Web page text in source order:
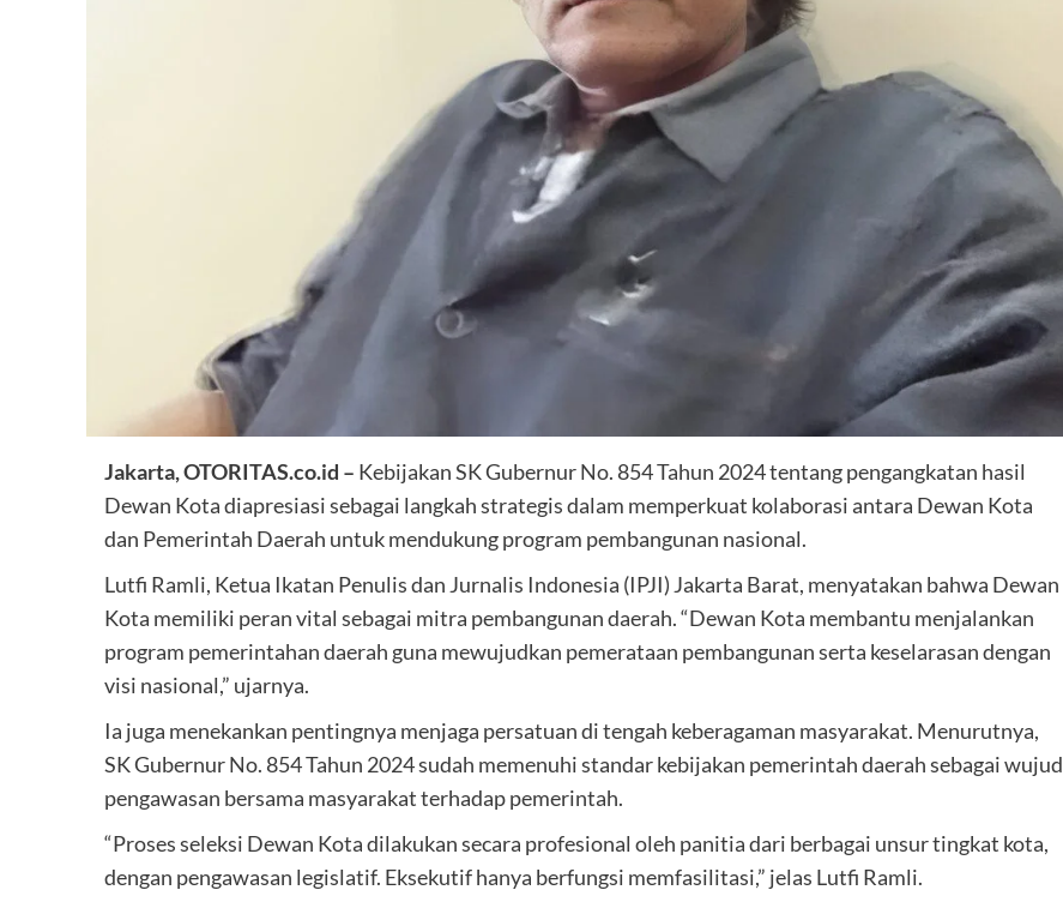
Jakarta, OTORITAS.co.id – Kebijakan SK Gubernur No. 854 Tahun 2024 tentang pengangkatan hasil
Dewan Kota diapresiasi sebagai langkah strategis dalam memperkuat kolaborasi antara Dewan Kota
dan Pemerintah Daerah untuk mendukung program pembangunan nasional.
Lutfi Ramli, Ketua Ikatan Penulis dan Jurnalis Indonesia (IPJI) Jakarta Barat, menyatakan bahwa Dewan
Kota memiliki peran vital sebagai mitra pembangunan daerah. “Dewan Kota membantu menjalankan
program pemerintahan daerah guna mewujudkan pemerataan pembangunan serta keselarasan dengan
visi nasional,” ujarnya.
Ia juga menekankan pentingnya menjaga persatuan di tengah keberagaman masyarakat. Menurutnya,
SK Gubernur No. 854 Tahun 2024 sudah memenuhi standar kebijakan pemerintah daerah sebagai wujud
pengawasan bersama masyarakat terhadap pemerintah.
“Proses seleksi Dewan Kota dilakukan secara profesional oleh panitia dari berbagai unsur tingkat kota,
dengan pengawasan legislatif. Eksekutif hanya berfungsi memfasilitasi,” jelas Lutfi Ramli.